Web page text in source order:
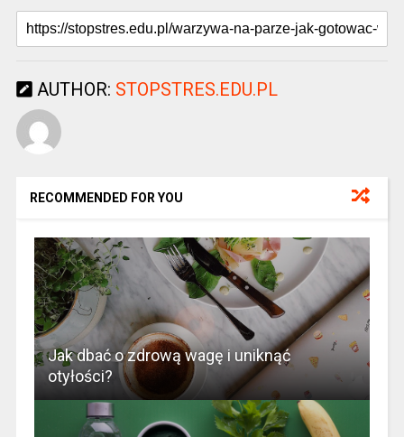
AUTHOR: STOPSTRES.EDU.PL
RECOMMENDED FOR YOU
Jak dbać o zdrową wagę i uniknąć
otyłości?